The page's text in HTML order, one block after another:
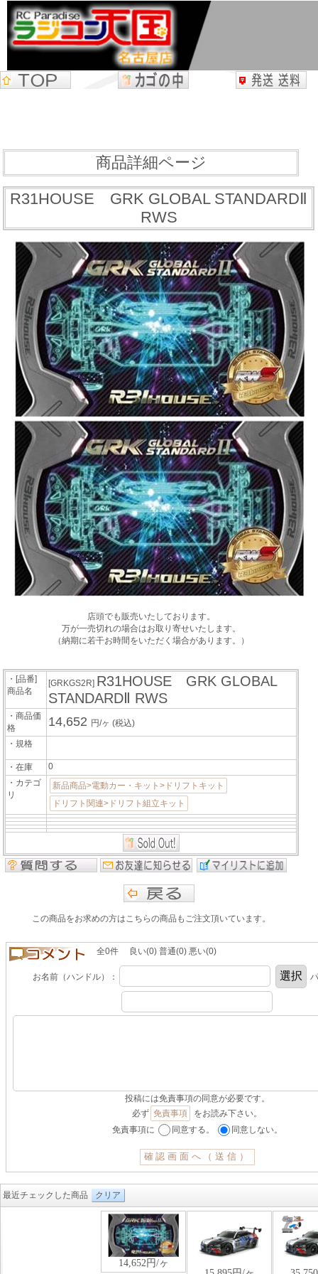
商品詳細ページ
R31HOUSE GRK GLOBAL STANDARDⅡ
RWS
店頭でも販売いたしております。
万が一売切れの場合はお取り寄せいたします。
（納期に若干お時間をいただく場合があります。）
・[品番]
商品名
[GRKGS2R] R31HOUSE GRK GLOBAL
STANDARDⅡ RWS
・商品価
格
14,652 円/ヶ(税込)
・規格
・在庫
0
・カテゴ
リ
新品商品>電動カー・キット>ドリフトキット
ドリフト関連>ドリフト組立キット
この商品をお求めの方はこちらの商品もご注文頂いています。
全0件 良い(0) 普通(0) 悪い(0)
お名前（ハンドル）：
投稿には免責事項の同意が必要です。
必ず 免責事項
をお読み下さい。
免責事項に
同意する。 同意しない。
最近チェックした商品 クリア